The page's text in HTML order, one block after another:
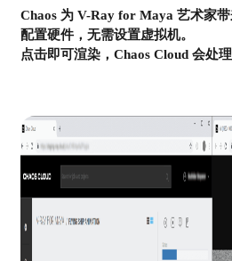
获取20点免费试用点数
Chaos 为 V-Ray for Maya 艺术家
配置硬件，无需设置虚拟机。
点击即可渲染，Chaos Cloud 会处理